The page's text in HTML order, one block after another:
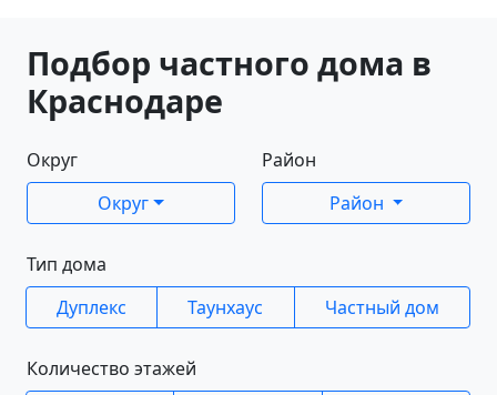
Подбор частного дома в
Краснодаре
Округ
Округ
Район
Район
Тип дома
Дуплекс
Таунхаус Частный дом
Количество этажей